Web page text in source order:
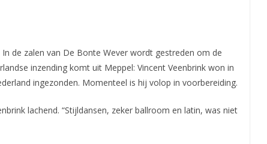
de zalen van De Bonte Wever wordt gestreden om de
inzending komt uit Meppel: Vincent Veenbrink won in
ingezonden. Momenteel is hij volop in voorbereiding.
lachend. “Stijldansen, zeker ballroom en latin, was niet